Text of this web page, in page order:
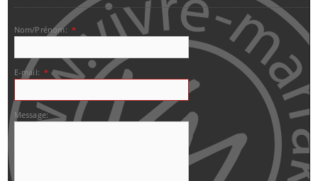
Nom/Prénom: *
E-mail: *
Message: